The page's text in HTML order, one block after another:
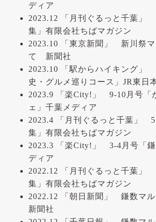
ディア
2023.12 「月刊ぐるっと千葉」
集」有限会社ちばマガジン
2023.10 「東京新聞」 新川祭マ
て 新聞社
2023.10 「駅からハイキング」
史・グルメ巡りコース」JR東日
2023.9 「楽City!」 9-10月号「
ェ」千葉メディア
2023.4 「月刊ぐるっと千葉」
集」有限会社ちばマガジン
2023.3 「楽City!」 3-4月号「鎌
ディア
2022.12 「月刊ぐるっと千葉」
集」有限会社ちばマガジン
2022.12 「朝日新聞」 鎌数マ
新聞社